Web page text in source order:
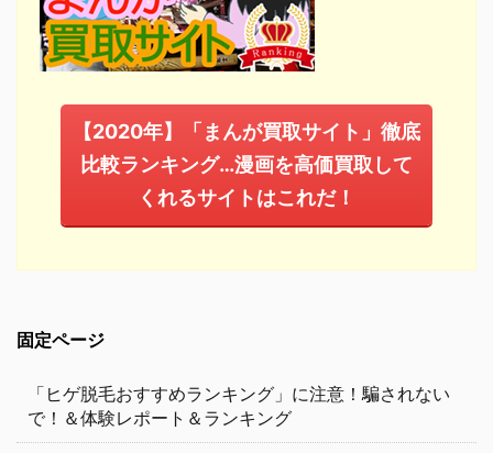
【2020年】「まんが買取サイト」徹底
比較ランキング…漫画を高価買取して
くれるサイトはこれだ！
固定ページ
「ヒゲ脱毛おすすめランキング」に注意！騙されない
で！＆体験レポート＆ランキング